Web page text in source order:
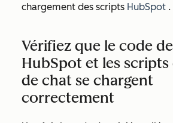
chargement des scripts HubSpot .
Vérifiez que le code
HubSpot et les
de chat se chargent
correctement